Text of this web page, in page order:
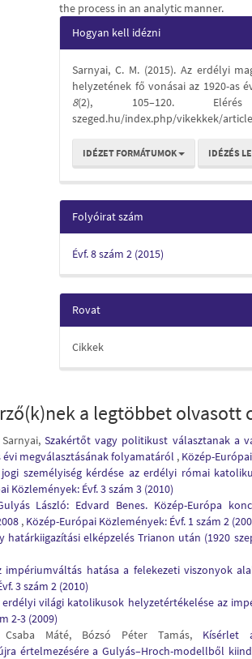
the process in an analytic manner.
Article
Details
Hogyan kell idézni
Sarnyai, C. M. (2015). Az erdélyi
helyzetének fő vonásai az 1920-as
8(2), 105–120. Elérés
szeged.hu/index.php/vikekkek/
IDÉZET FORMÁTUMOK IDÉZÉS
Folyóirat szám
Évf. 8 szám 2 (2015)
Rovat
Cikkek
a legtöbbet olvasott
Szakértőt vagy politikust választanak a
évi megválasztásának folyamatáról , Közép-
személyiség kérdése az erdélyi római
Közlemények: Évf. 3 szám 3 (2010)
László: Edvard Benes. Közép-Európa
, Közép-Európai Közlemények: Évf. 1 szám 2
határkiigazítási elképzelés Trianon után (1920
impériumváltás hatása a felekezeti viszonyok
3 szám 2 (2010)
erdélyi világi katolikusok helyzetértékelése az
2-3 (2009)
Máté, Bózsó Péter Tamás, Kísérlet
értelmezésére a Gulyás–Hroch-modellből